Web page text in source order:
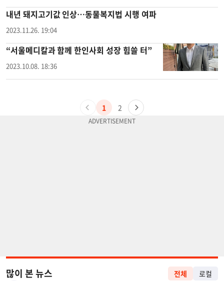
내년 돼지고기값 인상…동물복지법 시행 여파
2023.11.26. 19:04
“서울메디칼과 함께 한인사회 성장 힘쓸 터”
2023.10.08. 18:36
1 2
많이 본 뉴스 전체 로컬